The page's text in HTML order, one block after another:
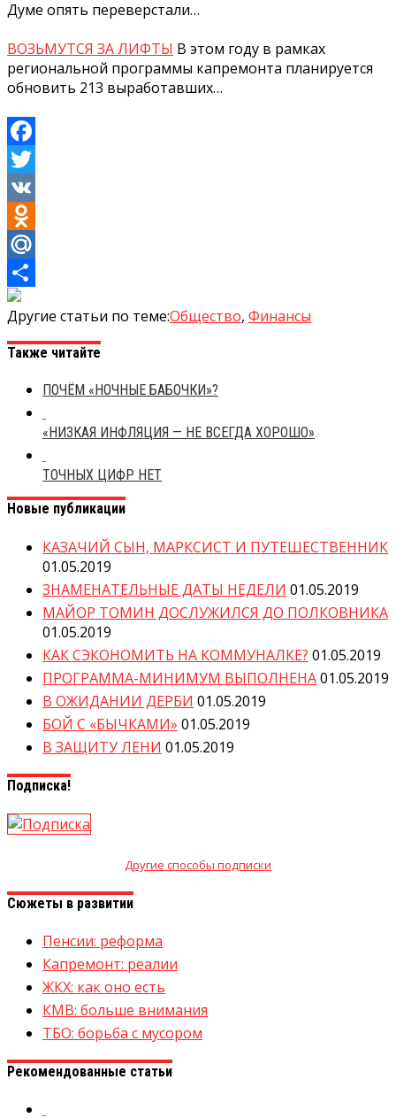
Думе опять переверстали…
ВОЗЬМУТСЯ ЗА ЛИФТЫ В этом году в рамках
региональной программы капремонта планируется
обновить 213 выработавших…
Facebook
Twitter
VK
Odnoklassniki
Mail.Ru
Отправить
Другие статьи по теме:Общество, Финансы
Также читайте
ПОЧЁМ «НОЧНЫЕ БАБОЧКИ»?
«НИЗКАЯ ИНФЛЯЦИЯ — НЕ ВСЕГДА ХОРОШО»
ТОЧНЫХ ЦИФР НЕТ
Новые публикации
КАЗАЧИЙ СЫН, МАРКСИСТ И ПУТЕШЕСТВЕННИК
01.05.2019
ЗНАМЕНАТЕЛЬНЫЕ ДАТЫ НЕДЕЛИ 01.05.2019
МАЙОР ТОМИН ДОСЛУЖИЛСЯ ДО ПОЛКОВНИКА
01.05.2019
КАК СЭКОНОМИТЬ НА КОММУНАЛКЕ? 01.05.2019
ПРОГРАММА-МИНИМУМ ВЫПОЛНЕНА01.05.2019
В ОЖИДАНИИ ДЕРБИ 01.05.2019
БОЙ С «БЫЧКАМИ» 01.05.2019
В ЗАЩИТУ ЛЕНИ 01.05.2019
Подписка!
Другие способы подписки
Сюжеты в развитии
Пенсии: реформа
Капремонт: реалии
ЖКХ: как оно есть
КМВ: больше внимания
ТБО: борьба с мусором
Рекомендованные статьи